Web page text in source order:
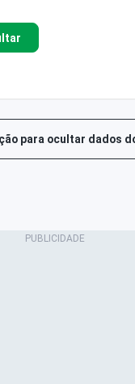
para ocultar dados